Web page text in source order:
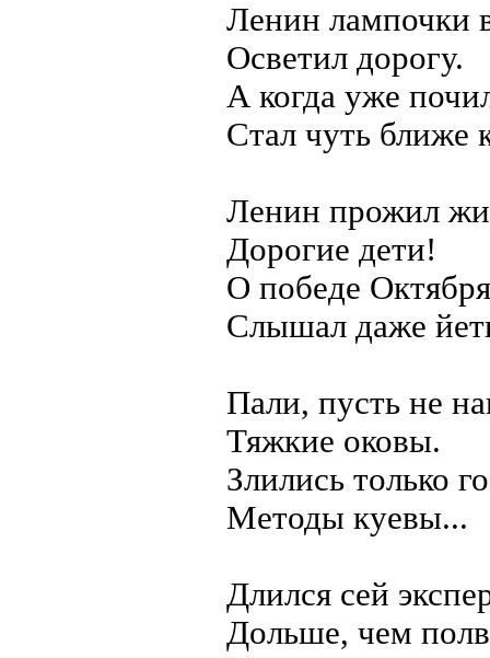
Ленин лампочки
Осветил дорогу.
А когда уже
Стал чуть ближе
Ленин прожил
Дорогие дети!
О победе Октября
Слышал даже
Пали, пусть не
Тяжкие оковы.
Злились только
Методы куевы...
Длился сей
Дольше, чем